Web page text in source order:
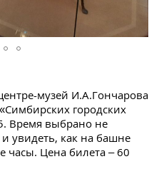
музей И.А.Гончарова
городских
Время выбрано не
увидеть, как на башне
часы. Цена билета – 60